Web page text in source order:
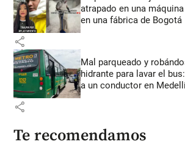
atrapado en una
en una fábrica de Bogotá
share
Mal parqueado y
hidrante para lavar el
a un conductor en
share
Te recomendamos